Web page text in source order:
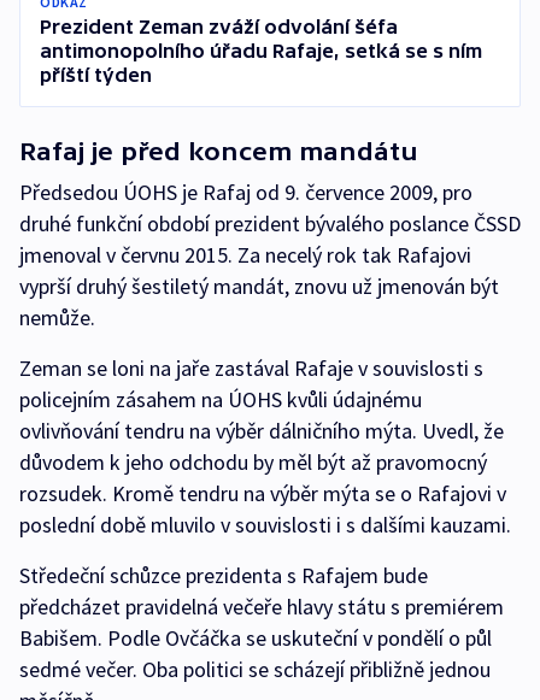
Prezident Zeman zváží odvolání šéfa
antimonopolního úřadu Rafaje, setká se s ním
příští týden
Rafaj je před koncem mandátu
Předsedou ÚOHS je Rafaj od 9. července 2009, pro
druhé funkční období prezident bývalého poslance ČSSD
jmenoval v červnu 2015. Za necelý rok tak Rafajovi
vyprší druhý šestiletý mandát, znovu už jmenován být
nemůže.
Zeman se loni na jaře zastával Rafaje v souvislosti s
policejním zásahem na ÚOHS kvůli údajnému
ovlivňování tendru na výběr dálničního mýta. Uvedl, že
důvodem k jeho odchodu by měl být až pravomocný
rozsudek. Kromě tendru na výběr mýta se o Rafajovi v
poslední době mluvilo v souvislosti i s dalšími kauzami.
Středeční schůzce prezidenta s Rafajem bude
předcházet pravidelná večeře hlavy státu s premiérem
Babišem. Podle Ovčáčka se uskuteční v pondělí o půl
sedmé večer. Oba politici se scházejí přibližně jednou